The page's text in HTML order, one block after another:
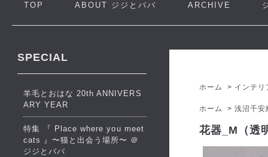
TOP ABOUT ジジとババ ARCHIVE
ホーム > インテリ
ホーム >浅沼千安
花器_M（透
SPECIAL
羊毛とおはな 20th ANNIVERS
ARY YEAR
特集 『 Place where you meet
cats 』〜猫と出会う場所〜 ＠
ジジとババ